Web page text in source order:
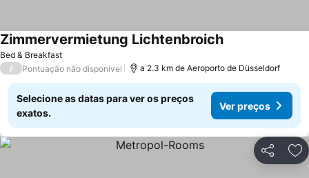
Bed & Breakfast
Zimmervermietung Lichtenbroich
/ Pontuação não disponível a 2.3 km de Aeroporto de Düsseldorf
Selecione as datas para ver os preços
exatos.
Ver preços
Partilhar